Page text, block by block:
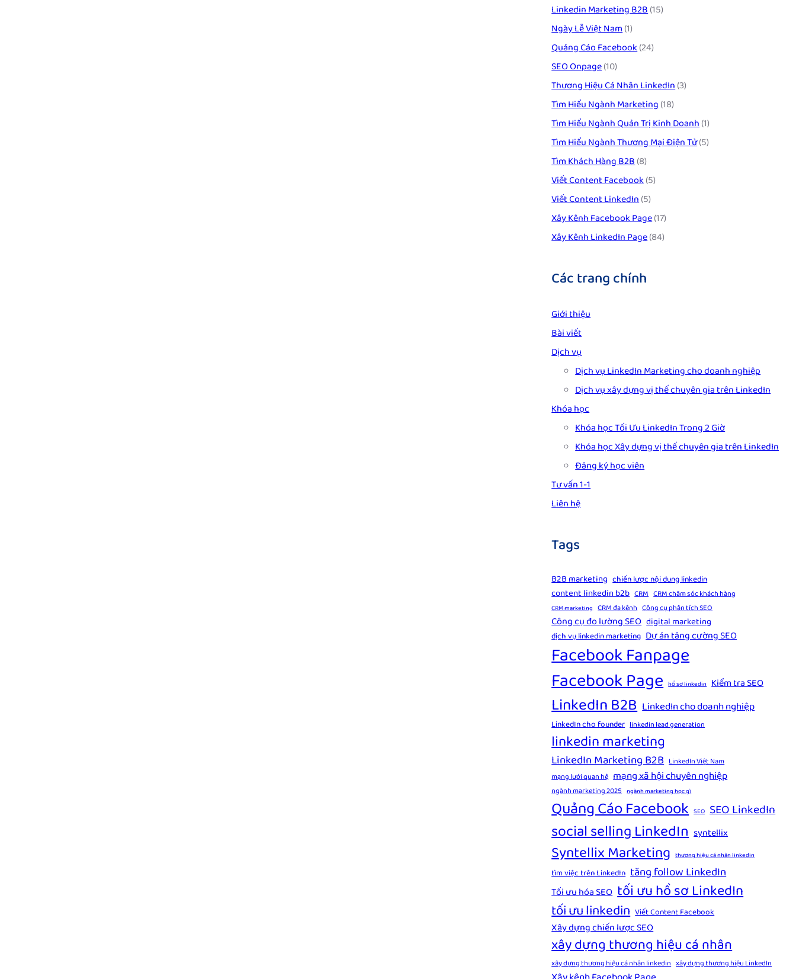
Linkedin Marketing B2B(15)
Ngày Lễ Việt Nam(1)
Quảng Cáo Facebook(24)
SEO Onpage(10)
Thương Hiệu Cá Nhân LinkedIn(3)
Tìm Hiểu Ngành Marketing(18)
Tìm Hiểu Ngành Quản Trị Kinh Doanh(1)
Tìm Hiểu Ngành Thương Mại Điện Tử(5)
Tìm Khách Hàng B2B(8)
Viết Content Facebook(5)
Viết Content LinkedIn(5)
Xây Kênh Facebook Page(17)
Xây Kênh LinkedIn Page(84)
Các trang chính
Giới thiệu
Bài viết
Dịch vụ
Dịch vụ LinkedIn Marketing cho doanh nghiệp
Dịch vụ xây dựng vị thế chuyên gia trên LinkedIn
Khóa học
Khóa học Tối Ưu LinkedIn Trong 2 Giờ
Khóa học Xây dựng vị thế chuyên gia trên LinkedIn
Đăng ký học viên
Tư vấn 1-1
Liên hệ
Tags
B2B marketing chiến lược nội dung linkedin
content linkedin b2b CRM CRM chăm sóc khách hàng
CRM marketing CRM đa kênh Công cụ phân tích SEO
Công cụ đo lường SEO digital marketing
dịch vụ linkedin marketing Dự án tăng cường SEO
Facebook Fanpage
Facebook Page hồ sơ linkedin Kiểm tra SEO
LinkedIn B2B LinkedIn cho doanh nghiệp
LinkedIn cho founder linkedin lead generation
linkedin marketing
LinkedIn Marketing B2B LinkedIn Việt Nam
mạng lưới quan hệ mạng xã hội chuyên nghiệp
ngành marketing 2025 ngành marketing học gì
Quảng Cáo Facebook SEO SEO LinkedIn
social selling LinkedIn syntellix
Syntellix Marketing thương hiệu cá nhân linkedin
tìm việc trên LinkedIn tăng follow LinkedIn
Tối ưu hóa SEO tối ưu hồ sơ LinkedIn
tối ưu linkedin Viết Content Facebook
Xây dựng chiến lược SEO
xây dựng thương hiệu cá nhân
xây dựng thương hiệu cá nhân linkedin xây dựng thương hiệu LinkedIn